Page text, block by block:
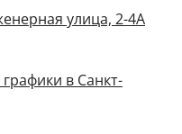
улица, 2-4А
в Санкт-